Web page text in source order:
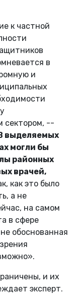
к частной
в
и
сектором, --
выделяемых
могли бы
районных
врачей,
как это было
а не
на самом
в сфере
обоснованная
и их
эксперт.